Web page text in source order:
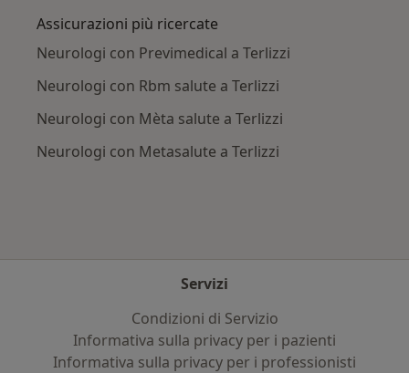
Assicurazioni più ricercate
Neurologi con Previmedical a Terlizzi
Neurologi con Rbm salute a Terlizzi
Neurologi con Mèta salute a Terlizzi
Neurologi con Metasalute a Terlizzi
Servizi
Condizioni di Servizio
Informativa sulla privacy per i pazienti
Informativa sulla privacy per i professionisti